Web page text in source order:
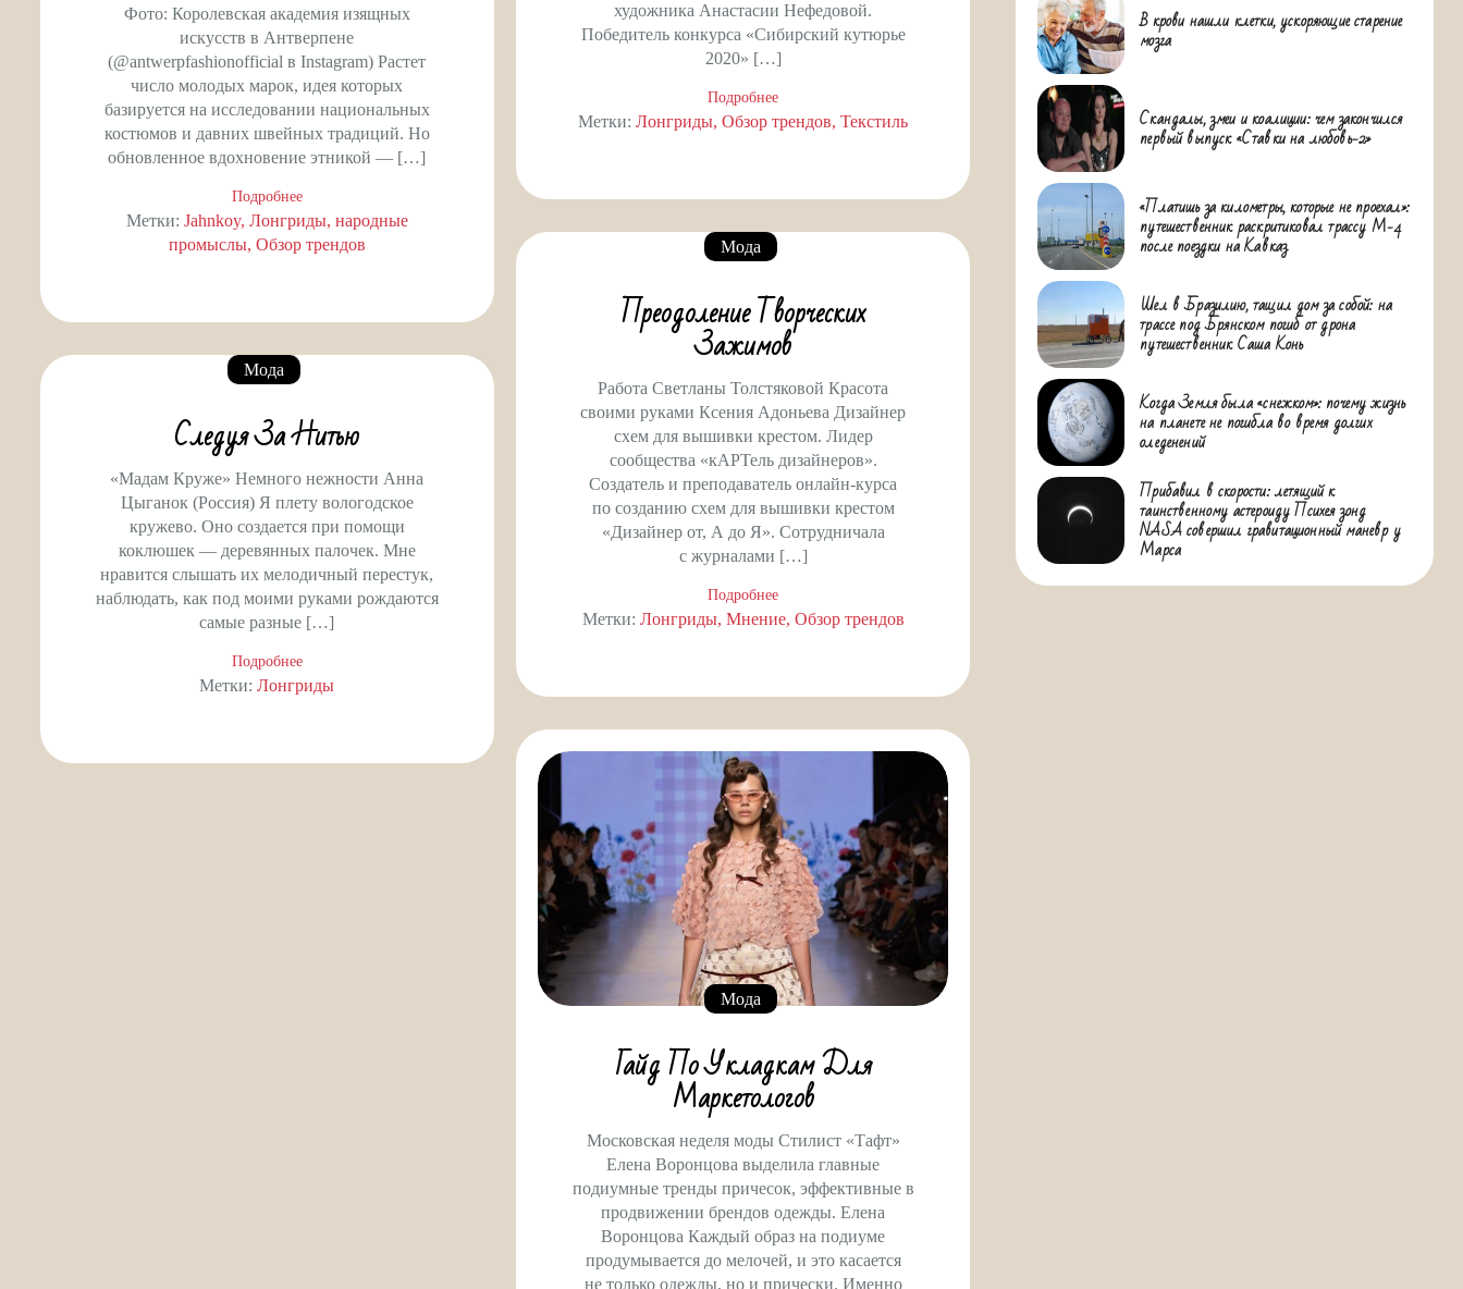
художника Анастасии Нефедовой.
Победитель конкурса «Сибирский кутюрье
2020» […]
Подробнее
Метки:Лонгриды Обзор трендов Текстиль
Фото: Королевская академия изящных
искусств в Антверпене
(@antwerpfashionofficial в Instagram) Растет
число молодых марок, идея которых
базируется на исследовании национальных
костюмов и давних швейных традиций. Но
обновленное вдохновение этникой — […]
Подробнее
Метки: Jahnkoy Лонгриды народные
промыслы Обзор трендов Мода
Преодоление Творческих
Зажимов
Работа Светланы Толстяковой Красота
своими руками Ксения Адоньева Дизайнер
схем для вышивки крестом. Лидер
сообщества «кАРТель дизайнеров».
Создатель и преподаватель онлайн-курса
по созданию схем для вышивки крестом
«Дизайнер от, А до Я». Сотрудничала
с журналами […]
Подробнее
Метки: Лонгриды Мнение Обзор трендов
Мода
Следуя За Нитью
«Мадам Круже» Немного нежности Анна
Цыганок (Россия) Я плету вологодское
кружево. Оно создается при помощи
коклюшек — деревянных палочек. Мне
нравится слышать их мелодичный перестук,
наблюдать, как под моими руками рождаются
самые разные […]
Подробнее
Метки:Лонгриды
Мода
Гайд По Укладкам Для
Маркетологов
Московская неделя моды Стилист «Тафт»
Елена Воронцова выделила главные
подиумные тренды причесок, эффективные в
продвижении брендов одежды. Елена
Воронцова Каждый образ на подиуме
продумывается до мелочей, и это касается
не только одежды, но и прически. Именно
В крови нашли клетки, ускоряющие старение
мозга
Скандалы, змеи и коалиции: чем закончился
первый выпуск «Ставки на любовь-2»
«Платишь за километры, которые не проехал»:
путешественник раскритиковал трассу М-4
после поездки на Кавказ
Шел в Бразилию, тащил дом за собой: на
трассе под Брянском погиб от дрона
путешественник Саша Конь
Когда Земля была «снежком»: почему жизнь
на планете не погибла во время долгих
оледенений
Прибавил в скорости: летящий к
таинственному астероиду Психея зонд
NASA совершил гравитационный маневр у
Марса